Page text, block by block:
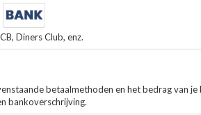
Diners Club, enz.
betaalmethoden en het bedrag van
bankoverschrijving.